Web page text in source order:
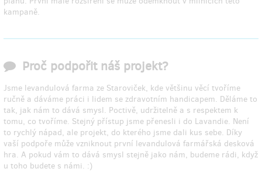
kampaně.
Proč podpořit náš projekt?
Jsme levandulová farma ze Staroviček, kde většinu věcí tvoříme
ručně a dáváme práci i lidem se zdravotním handicapem. Děláme to
tak, jak nám to dává smysl. Poctivě, udržitelně a s respektem k
tomu, co tvoříme. Stejný přístup jsme přenesli i do Lavandie. Není
to rychlý nápad, ale projekt, do kterého jsme dali kus sebe. Díky
vaší podpoře může vzniknout první levandulová farmářská desková
hra. A pokud vám to dává smysl stejně jako nám, budeme rádi, když
u toho budete s námi. :)